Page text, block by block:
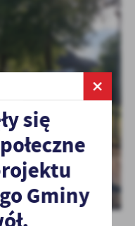
się
Gminy